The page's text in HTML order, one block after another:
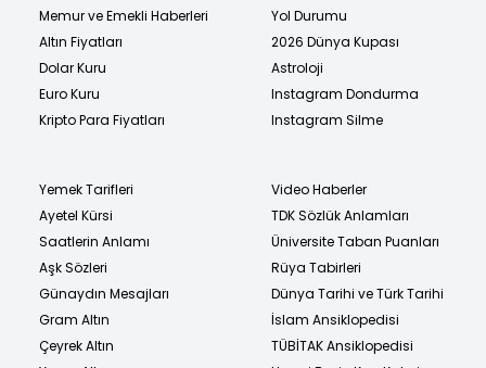
Memur ve Emekli Haberleri
Altın Fiyatları
Dolar Kuru
Euro Kuru
Kripto Para Fiyatları
Yol Durumu
2026 Dünya Kupası
Astroloji
Instagram Dondurma
Instagram Silme
Yemek Tarifleri
Ayetel Kürsi
Saatlerin Anlamı
Aşk Sözleri
Günaydın Mesajları
Gram Altın
Çeyrek Altın
Video Haberler
TDK Sözlük Anlamları
Üniversite Taban Puanları
Rüya Tabirleri
Dünya Tarihi ve Türk Tarihi
İslam Ansiklopedisi
TÜBİTAK Ansiklopedisi